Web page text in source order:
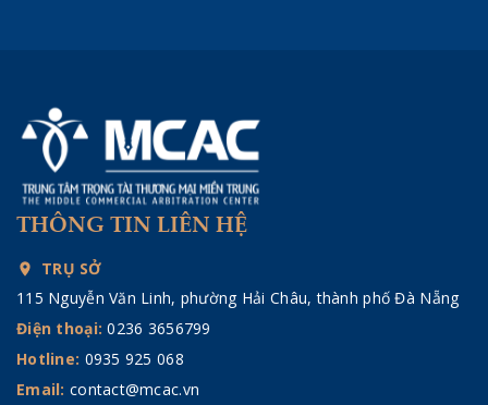
THÔNG TIN LIÊN HỆ
TRỤ SỞ
115 Nguyễn Văn Linh, phường Hải Châu, thành phố Đà Nẵng
Điện thoại:0236 3656799
Hotline: 0935 925 068
Email: contact@mcac.vn